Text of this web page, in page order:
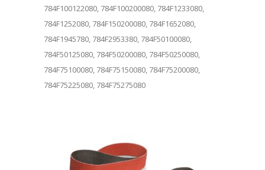
784F100122080, 784F100200080, 784F1233080,
784F1252080, 784F150200080, 784F1652080,
784F1945780, 784F2953380, 784F50100080,
784F50125080, 784F50200080, 784F50250080,
784F75100080, 784F75150080, 784F75200080,
784F75225080, 784F75275080